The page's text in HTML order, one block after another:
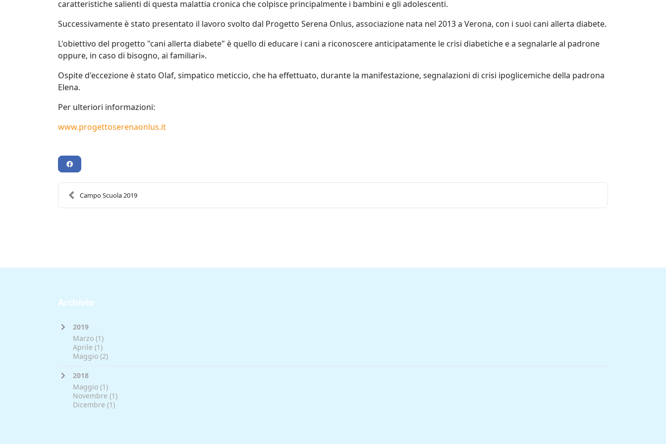
caratteristiche salienti di questa malattia cronica che colpisce principalmente i bambini e gli adolescenti.
Successivamente è stato presentato il lavoro svolto dal Progetto Serena Onlus, associazione nata nel 2013 a Verona, con i suoi cani allerta diabete.
L'obiettivo del progetto "cani allerta diabete" è quello di educare i cani a riconoscere anticipatamente le crisi diabetiche e a segnalarle al padrone
oppure, in caso di bisogno, ai familiari».
Ospite d'eccezione è stato Olaf, simpatico meticcio, che ha effettuato, durante la manifestazione, segnalazioni di crisi ipoglicemiche della padrona
Elena.
Per ulteriori informazioni:
www.progettoserenaonlus.it
Campo Scuola 2019
Archivio
2019
Marzo (1)
Aprile (1)
Maggio (2)
2018
Maggio (1)
Novembre (1)
Dicembre (1)